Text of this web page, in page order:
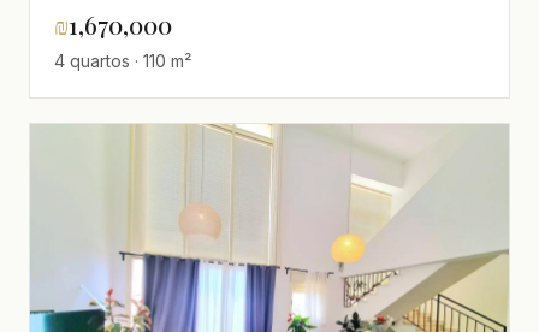
₪1,670,000
4 quartos · 110 m²